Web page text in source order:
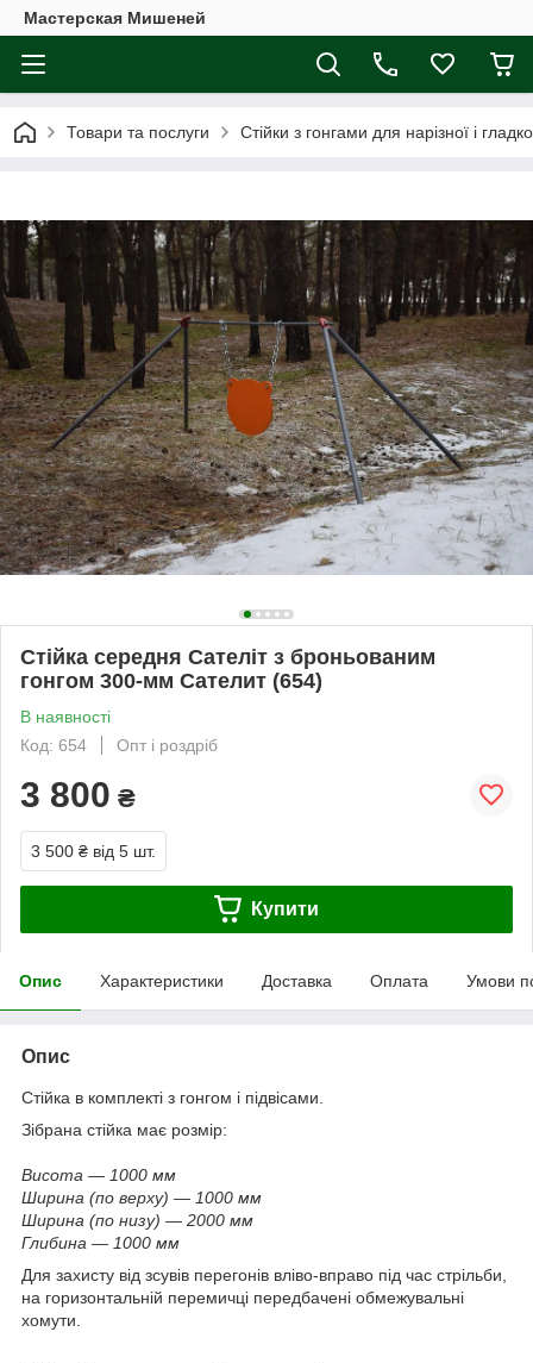
Мастерская Мишеней
Товари та послуги Стійки з гонгами для нарізної і
Стійка середня Сателіт з броньованим
гонгом 300-мм Сателит (654)
В наявності
Код: 654
Опт і роздріб
3 800 ₴
3 500 ₴ від 5 шт.
Купити
Опис Характеристики Доставка Оплата Умови
Опис
Стійка в комплекті з гонгом і підвісами.
Зібрана стійка має розмір:
Висота — 1000 мм
Ширина (по верху) — 1000 мм
Ширина (по низу) — 2000 мм
Глибина — 1000 мм
Для захисту від зсувів перегонів вліво-вправо під час стрільби,
на горизонтальній перемичці передбачені обмежувальні
хомути.